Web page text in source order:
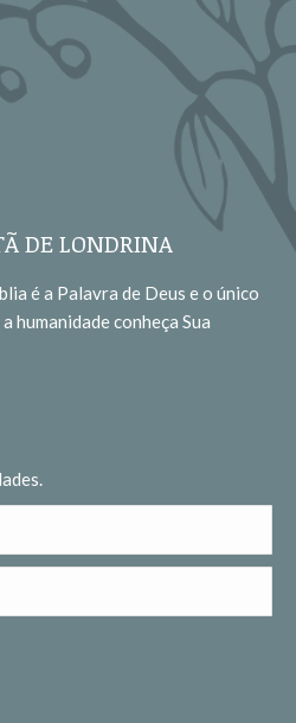
DE LONDRINA
é a Palavra de Deus e o único
humanidade conheça Sua